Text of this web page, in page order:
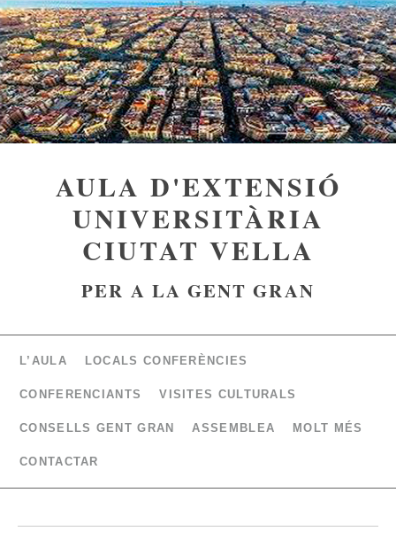
AULA D'EXTENSIÓ
UNIVERSITÀRIA
CIUTAT VELLA
PER A LA GENT GRAN
L’AULA LOCALS CONFERÈNCIES
CONFERENCIANTS VISITES CULTURALS
CONSELLS GENT GRAN ASSEMBLEA MOLT MÉS
CONTACTAR